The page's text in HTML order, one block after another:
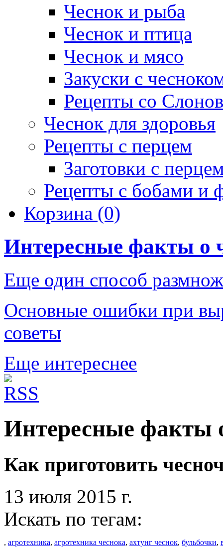
Чеснок и рыба
Чеснок и птица
Чеснок и мясо
Закуски с
Рецепты со
Чеснок для здоровья
Рецепты с перцем
Заготовки с
Рецепты с бобами и
Корзина (0)
Интересные факты о
Еще один способ
Основные ошибки при
советы
Еще интереснее
Интересные факты
Как приготовить
13 июля 2015 г.
Искать по тегам:
, агротехника, агротехника чеснока, ахтунг чеснок, бульбочки,